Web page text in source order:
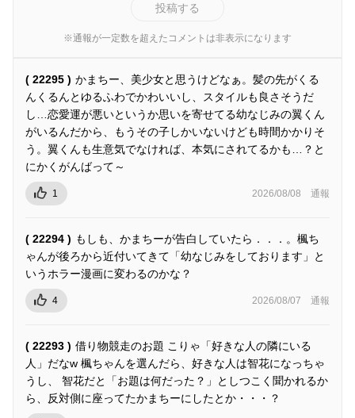
投稿する
※通報が一定数を超えたコメントは非表示になります
( 22295 ) かまちー、美少女と思うけどなぁ。髪の先がくる
んくるんとゆるふわでかわいいし、スタイルも良さそうだ
し…恋愛運が悪いというか思いを寄せてる幼なじみの翼くん
がいるんだから、もうその子しかいないけども時間かかりそ
う。翼くんも生意気でなければ、本気にされてるかも…？と
にかくがんばって～
1 2026/08/08 通報
( 22294 ) もしも、かまちーが告白していたら．．．。楓ち
ゃんが後ろから近付いてきて「幼なじみをしております」と
いうホラー漫画に変わるのかな？
4 2026/08/07 通報
( 22293 ) 借り物競走のお題 こりゃ「好きな人の隣にいる
人」だなw 楓ちゃんを選んだら、好きな人は智花になっちゃ
うし、 智花だと「お題は何だった？」としつこく聞かれるか
ら、反対側に座ってたかまちーにしたとか・・・？